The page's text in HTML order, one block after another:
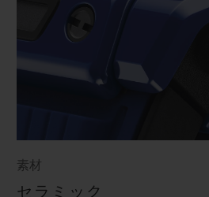
素材
セラミック